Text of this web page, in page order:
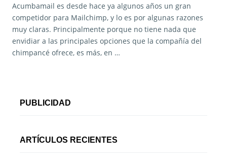
Acumbamail es desde hace ya algunos años un gran
competidor para Mailchimp, y lo es por algunas razones
muy claras. Principalmente porque no tiene nada que
envidiar a las principales opciones que la compañía del
chimpancé ofrece, es más, en …
PUBLICIDAD
ARTÍCULOS RECIENTES